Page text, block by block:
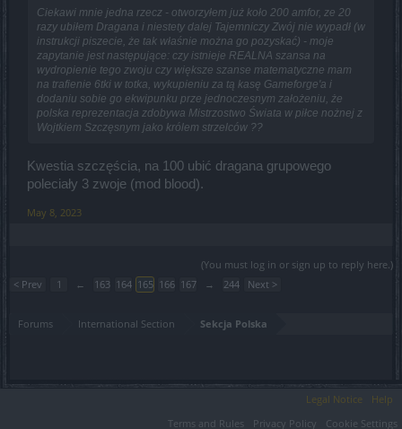
Ciekawi mnie jedna rzecz - otworzyłem już koło 200 amfor, ze 20
razy ubiłem Dragana i niestety dalej Tajemniczy Zwój nie wypadł (w
instrukcji piszecie, że tak właśnie można go pozyskać) - moje
zapytanie jest następujące: czy istnieje REALNA szansa na
wydropienie tego zwoju czy większe szanse matematyczne mam
na trafienie 6tki w totka, wykupieniu za tą kasę Gameforge'a i
dodaniu sobie go ekwipunku prze jednoczesnym założeniu, że
polska reprezentacja zdobywa Mistrzostwo Świata w piłce nożnej z
Wojtkiem Szczęsnym jako królem strzelców ??
Kwestia szczęścia, na 100 ubić dragana grupowego
poleciały 3 zwoje (mod blood).
May 8, 2023
(You must log in or sign up to reply here.)
< Prev
1 ← 163 164 165 166 167 → 244 Next >
Forums International Section Sekcja Polska
Legal Notice
Help
Terms and Rules
Privacy Policy Cookie Settings